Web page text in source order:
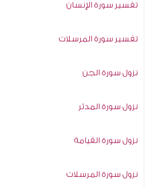
تفسير سورة الإنسان
تفسير سورة المرسلات
نزول سورة الجن
نزول سورة المدثر
نزول سورة القيامة
نزول سورة المرسلات